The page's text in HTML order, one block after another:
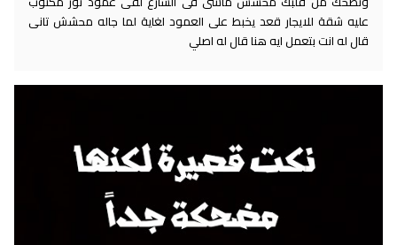
عليه شقة للايجار قعد يخبط على العمود لغاية لما جاله محشش تانى
قال له انت بتعمل ايه هنا قال له اصلي